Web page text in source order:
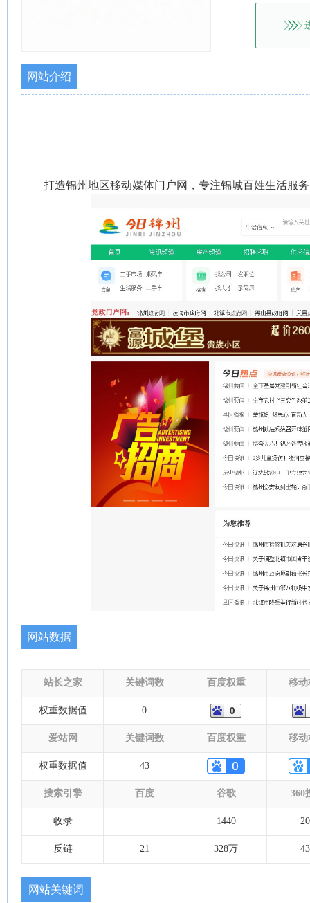
网站介绍
打造锦州地区移动媒体门户网，专注锦城百姓生活服
网站数据
站长之家 关键词数 百度权重 移动
权重数据值 0
爱站网 关键词数 百度权重 移动
权重数据值 43
搜索引擎 百度 谷歌 360
收录 1440
反链 21 328万
网站关键词